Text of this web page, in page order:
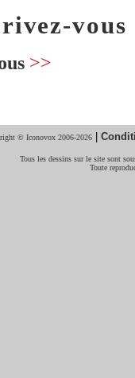
vous
>>
© Iconovox 2006-2026 |
Tous les dessins sur le site sont
Toute